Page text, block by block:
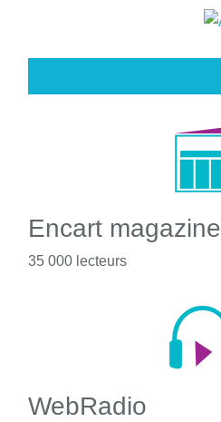
Encart magazine
35 000 lecteurs
WebRadio